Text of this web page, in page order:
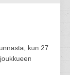
kun 27